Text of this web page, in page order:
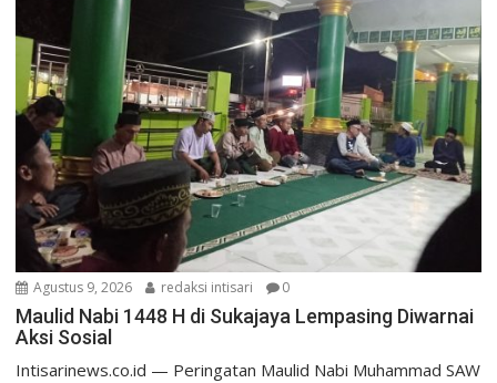
Agustus 9, 2026 redaksi intisari 0
Maulid Nabi 1448 H di Sukajaya Lempasing Diwarnai
Aksi Sosial
Intisarinews.co.id — Peringatan Maulid Nabi Muhammad SAW